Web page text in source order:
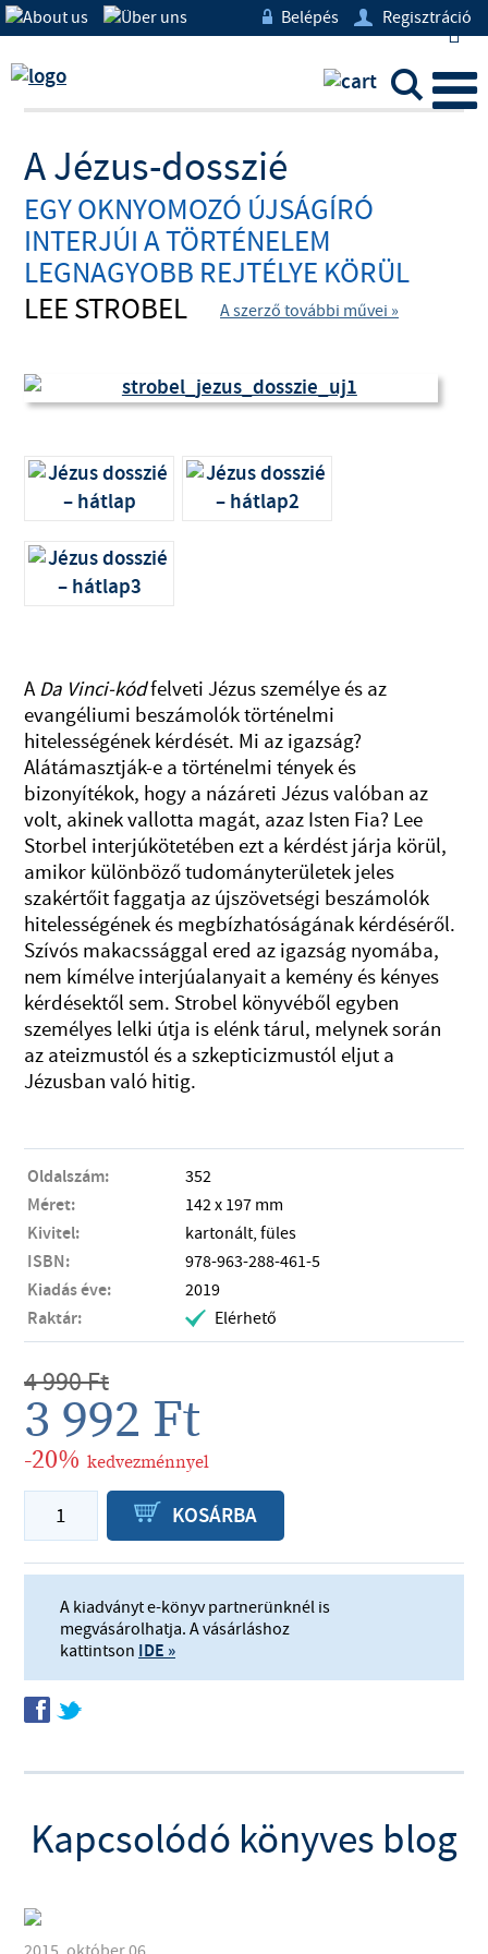
w Belépés U Regisztráció
L
A Jézus-dosszié
EGY OKNYOMOZÓ ÚJSÁGÍRÓ
INTERJÚI A TÖRTÉNELEM
LEGNAGYOBB REJTÉLYE KÖRÜL
LEE STROBEL
A szerző további művei »
ADa Vinci-kódfelveti Jézus személye és az
evangéliumi beszámolók történelmi
hitelességének kérdését. Mi az igazság?
Alátámasztják-e a történelmi tények és
bizonyítékok, hogy a názáreti Jézus valóban az
volt, akinek vallotta magát, azaz Isten Fia? Lee
Storbel interjúkötetében ezt a kérdést járja körül,
amikor különböző tudományterületek jeles
szakértőit faggatja az újszövetségi beszámolók
hitelességének és megbízhatóságának kérdéséről.
Szívós makacssággal ered az igazság nyomába,
nem kímélve interjúalanyait a kemény és kényes
kérdésektől sem. Strobel könyvéből egyben
személyes lelki útja is elénk tárul, melynek során
az ateizmustól és a szkepticizmustól eljut a
Jézusban való hitig.
Oldalszám: 352
Méret: 142 x 197 mm
Kivitel: kartonált, füles
ISBN: 978-963-288-461-5
Kiadás éve: 2019
Raktár: . Elérhető
4 990Ft
3 992 Ft
-20% kedvezménnyel
P KOSÁRBA
A kiadványt e-könyv partnerünknél is
megvásárolhatja. A vásárláshoz
kattintson IDE »
f t
Kapcsolódó könyves blog